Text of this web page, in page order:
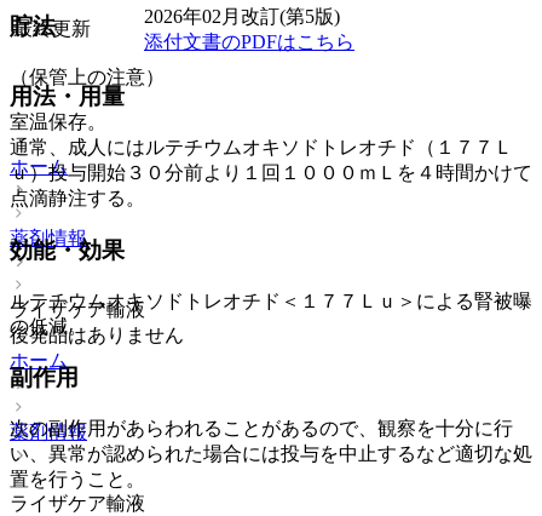
貯法
（保管上の注意）
室温保存。
ホーム
薬剤情報
ライザケア輸液
後発品はありません
ホーム
薬剤情報
ライザケア輸液
最終更新
2026年02月改訂(第5版)
添付文書のPDFはこちら
用法・用量
通常、成人にはルテチウムオキソドトレオチド（１７７Ｌ
ｕ）投与開始３０分前より１回１０００ｍＬを４時間かけて
点滴静注する。
効能・効果
ルテチウムオキソドトレオチド＜１７７Ｌｕ＞による腎被曝
の低減。
副作用
次の副作用があらわれることがあるので、観察を十分に行
い、異常が認められた場合には投与を中止するなど適切な処
置を行うこと。